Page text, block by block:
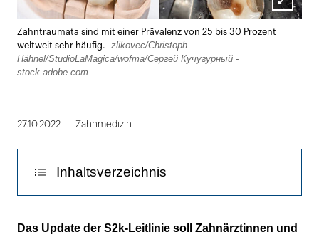
Lightbox
öffnen
Zahntraumata sind mit einer Prävalenz von 25 bis 30 Prozent
weltweit sehr häufig.
zlikovec/Christoph
Hähnel/StudioLaMagica/wofma/Сергей Кучугурный -
stock.adobe.com
27.10.2022 Zahnmedizin
Inhaltsverzeichnis
Prävention mittels Sportmundschutz
Das Update der S2k-Leitlinie soll Zahnärztinnen und